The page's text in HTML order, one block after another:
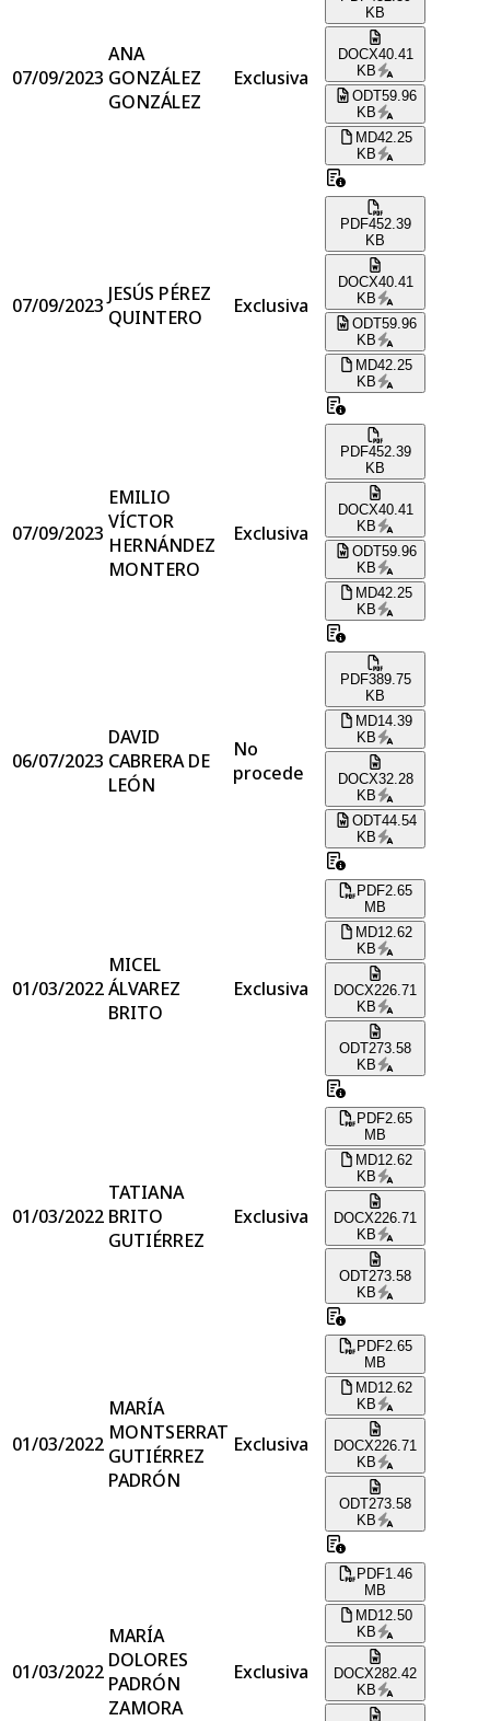
07/09/2023
ANA
GONZÁLEZ
GONZÁLEZ
Exclusiva
KB
DOCX40.41
KB
ODT59.96
KB
MD42.25
KB
07/09/2023 JESÚS PÉREZ
QUINTERO
Exclusiva
PDF452.39
KB
DOCX40.41
KB
ODT59.96
KB
MD42.25
KB
07/09/2023
EMILIO
VÍCTOR
HERNÁNDEZ
MONTERO
Exclusiva
PDF452.39
KB
DOCX40.41
KB
ODT59.96
KB
MD42.25
KB
06/07/2023
DAVID
CABRERA DE
LEÓN
No
procede
PDF389.75
KB
MD14.39
KB
DOCX32.28
KB
ODT44.54
KB
01/03/2022
MICEL
ÁLVAREZ
BRITO
Exclusiva
PDF2.65
MB
MD12.62
KB
DOCX226.71
KB
ODT273.58
KB
01/03/2022
TATIANA
BRITO
GUTIÉRREZ
Exclusiva
PDF2.65
MB
MD12.62
KB
DOCX226.71
KB
ODT273.58
KB
01/03/2022
MARÍA
MONTSERRAT
GUTIÉRREZ
PADRÓN
Exclusiva
PDF2.65
MB
MD12.62
KB
DOCX226.71
KB
ODT273.58
KB
01/03/2022
MARÍA
DOLORES
PADRÓN
ZAMORA
Exclusiva
PDF1.46
MB
MD12.50
KB
DOCX282.42
KB